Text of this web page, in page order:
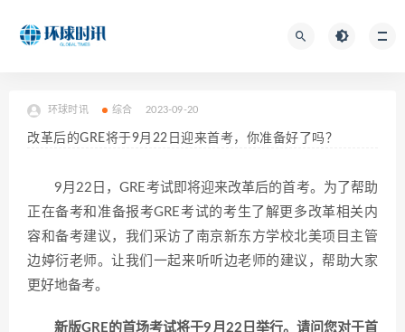
环球时讯 综合 2023-09-20
改革后的GRE将于9月22日迎来首考，你准备好了吗？
9月22日，GRE考试即将迎来改革后的首考。为了帮助
正在备考和准备报考GRE考试的考生了解更多改革相关内
容和备考建议，我们采访了南京新东方学校北美项目主管
边婷衍老师。让我们一起来听听边老师的建议，帮助大家
更好地备考。
新版GRE的首场考试将于9月22日举行。请问您对于首